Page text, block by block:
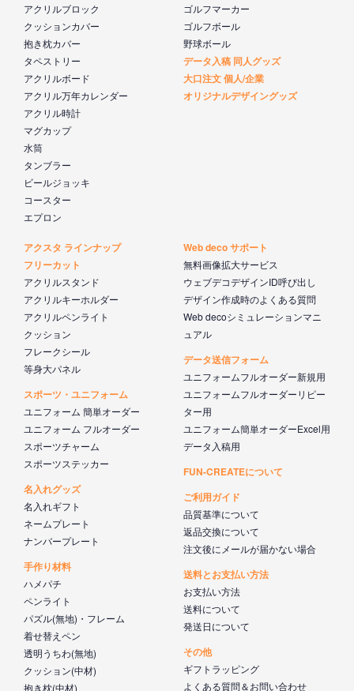
アクリルブロック
クッションカバー
抱き枕カバー
タペストリー
アクリルボード
アクリル万年カレンダー
アクリル時計
マグカップ
水筒
タンブラー
ビールジョッキ
コースター
エプロン
ゴルフマーカー
ゴルフボール
野球ボール
データ入稿 同人グッズ
大口注文 個人/企業
オリジナルデザイングッズ
アクスタ ラインナップ
フリーカット
アクリルスタンド
アクリルキーホルダー
アクリルペンライト
クッション
フレークシール
等身大パネル
スポーツ・ユニフォーム
ユニフォーム 簡単オーダー
ユニフォーム フルオーダー
スポーツチャーム
スポーツステッカー
名入れグッズ
名入れギフト
ネームプレート
ナンバープレート
手作り材料
ハメパチ
ペンライト
パズル(無地)・フレーム
着せ替えペン
透明うちわ(無地)
クッション(中材)
抱き枕(中材)
Web deco サポート
無料画像拡大サービス
ウェブデコデザインID呼び出し
デザイン作成時のよくある質問
Web decoシミュレーションマニ
ュアル
データ送信フォーム
ユニフォームフルオーダー新規用
ユニフォームフルオーダーリピー
ター用
ユニフォーム簡単オーダーExcel用
データ入稿用
FUN-CREATEについて
ご利用ガイド
品質基準について
返品交換について
注文後にメールが届かない場合
送料とお支払い方法
お支払い方法
送料について
発送日について
その他
ギフトラッピング
よくある質問＆お問い合わせ